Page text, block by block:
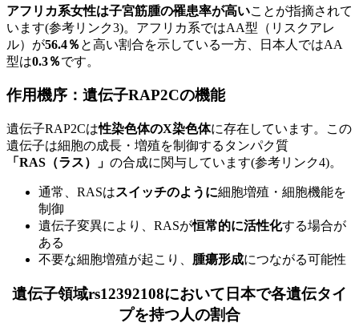
アフリカ系女性は子宮筋腫の罹患率が高いことが指摘されて
います(参考リンク3)。アフリカ系ではAA型（リスクアレ
ル）が56.4％ と高い割合を示している一方、日本人ではAA
型は0.3％です。
作用機序：遺伝子RAP2Cの機能
遺伝子RAP2Cは性染色体のX染色体に存在しています。この
遺伝子は細胞の成長・増殖を制御するタンパク質
「RAS（ラス）」 の合成に関与しています(参考リンク4)。
通常、RASはスイッチのように細胞増殖・細胞機能を
制御
遺伝子変異により、RASが恒常的に活性化する場合が
ある
不要な細胞増殖が起こり、 腫瘍形成につながる可能性
遺伝子領域rs12392108において日本で各遺伝タイ
プを持つ人の割合